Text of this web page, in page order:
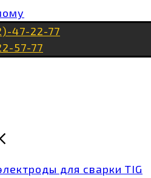
47-22-77
57-77
для сварки TIG